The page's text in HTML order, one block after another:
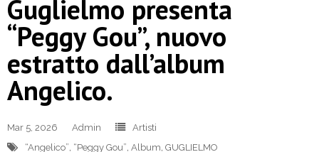
Guglielmo presenta
“Peggy Gou”, nuovo
estratto dall’album
Angelico.
Mar 5, 2026 Admin
Artisti
“Angelico” “Peggy Gou” Album GUGLIELMO